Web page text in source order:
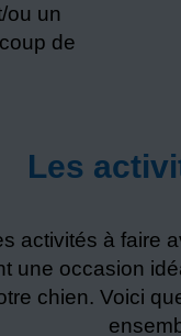
ou un
de
Les
activités à faire
une occasion
chien. Voici